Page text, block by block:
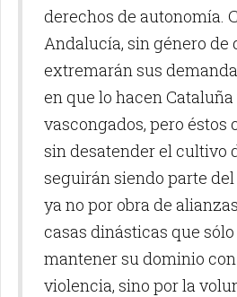
derechos de autonomía.
Andalucía, sin género de
extremarán sus
en que lo hacen
vascongados, pero éstos
sin desatender el cultivo
seguirán siendo parte del
ya no por obra de
casas dinásticas que
mantener su dominio
violencia, sino por la